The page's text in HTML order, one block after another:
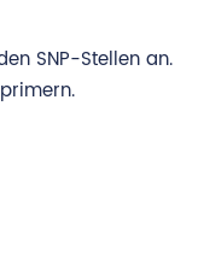
SNP-Stellen an.